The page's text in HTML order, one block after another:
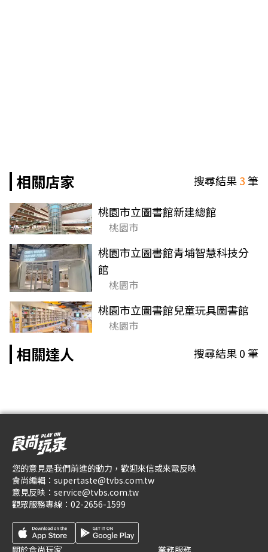
相關店家 搜尋結果3筆
桃園市立圖書館新建總館
桃園市
桃園市立圖書館青埔智慧科技分
館
桃園市
桃園市立圖書館兒童玩具圖書館
桃園市
相關達人 搜尋結果0筆
您的意見是我們前進的動力，歡迎來信或來電反映
食尚編輯： supertaste@tvbs.com.tw
意見反映： service@tvbs.com.tw
觀眾服務專線： 02-2656-1599
關於食尚玩家 業務服務